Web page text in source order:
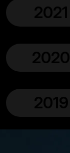
2021
2020
2019